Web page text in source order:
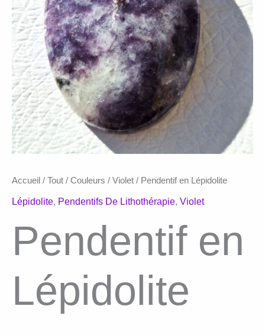
Accueil / Tout / Couleurs / Violet / Pendentif en Lépidolite
Lépidolite, Pendentifs De Lithothérapie, Violet
Pendentif en
Lépidolite